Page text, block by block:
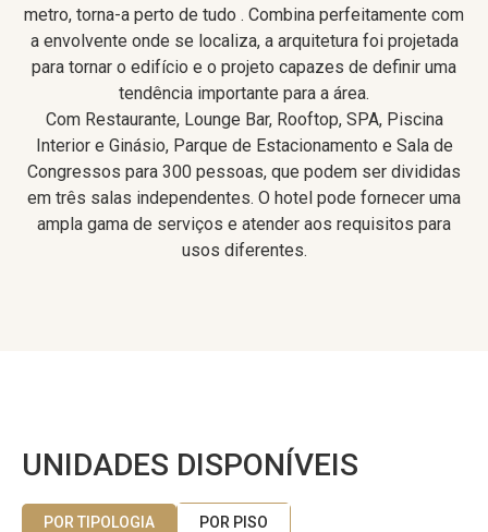
metro, torna-a perto de tudo . Combina perfeitamente com
a envolvente onde se localiza, a arquitetura foi projetada
para tornar o edifício e o projeto capazes de definir uma
tendência importante para a área.
Com Restaurante, Lounge Bar, Rooftop, SPA, Piscina
Interior e Ginásio, Parque de Estacionamento e Sala de
Congressos para 300 pessoas, que podem ser divididas
em três salas independentes. O hotel pode fornecer uma
ampla gama de serviços e atender aos requisitos para
usos diferentes.
UNIDADES DISPONÍVEIS
POR TIPOLOGIA POR PISO